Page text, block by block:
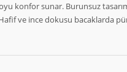
konfor sunar. Burunsuz
ve ince dokusu bacaklarda